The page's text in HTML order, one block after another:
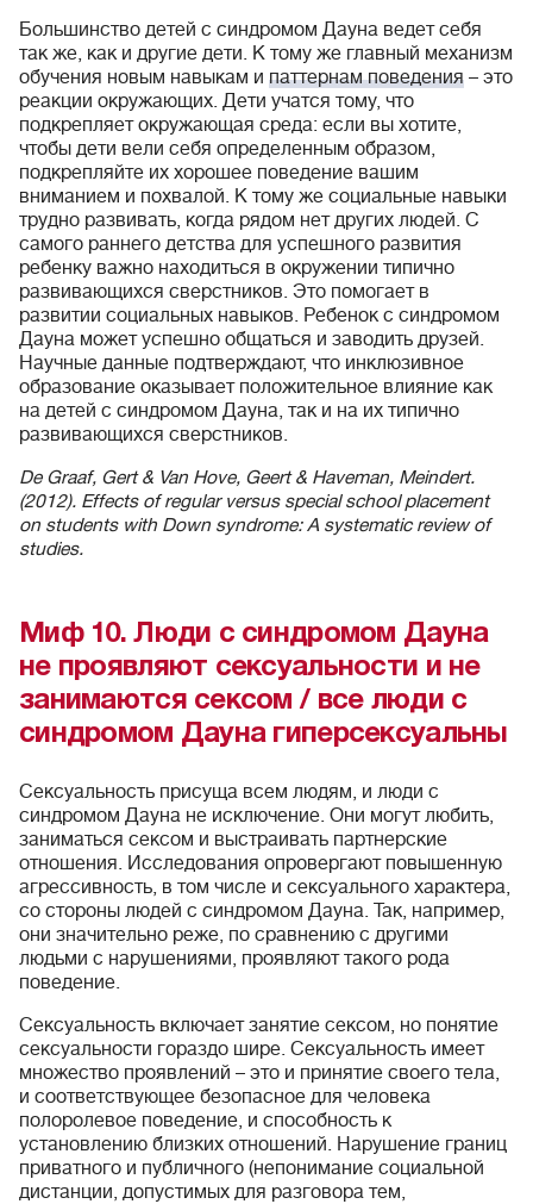
Большинство детей с синдромом Дауна ведет себя
так же, как и другие дети. К тому же главный механизм
обучения новым навыкам и паттернам поведения – это
реакции окружающих. Дети учатся тому, что
подкрепляет окружающая среда: если вы хотите,
чтобы дети вели себя определенным образом,
подкрепляйте их хорошее поведение вашим
вниманием и похвалой. К тому же социальные навыки
трудно развивать, когда рядом нет других людей. С
самого раннего детства для успешного развития
ребенку важно находиться в окружении типично
развивающихся сверстников. Это помогает в
развитии социальных навыков. Ребенок с синдромом
Дауна может успешно общаться и заводить друзей.
Научные данные подтверждают, что инклюзивное
образование оказывает положительное влияние как
на детей с синдромом Дауна, так и на их типично
развивающихся сверстников.
De Graaf, Gert & Van Hove, Geert & Haveman, Meindert.
(2012). Effects of regular versus special school placement
on students with Down syndrome: A systematic review of
studies.
Миф 10. Люди с синдромом Дауна
не проявляют сексуальности и не
занимаются сексом / все люди с
синдромом Дауна гиперсексуальны
Сексуальность присуща всем людям, и люди с
синдромом Дауна не исключение. Они могут любить,
заниматься сексом и выстраивать партнерские
отношения. Исследования опровергают повышенную
агрессивность, в том числе и сексуального характера,
со стороны людей с синдромом Дауна. Так, например,
они значительно реже, по сравнению с другими
людьми с нарушениями, проявляют такого рода
поведение.
Сексуальность включает занятие сексом, но понятие
сексуальности гораздо шире. Сексуальность имеет
множество проявлений – это и принятие своего тела,
и соответствующее безопасное для человека
полоролевое поведение, и способность к
установлению близких отношений. Нарушение границ
приватного и публичного (непонимание социальной
дистанции, допустимых для разговора тем,